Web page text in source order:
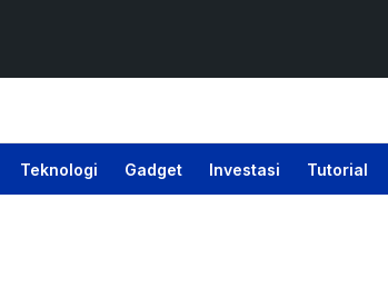
Teknologi Gadget Investasi Tutorial